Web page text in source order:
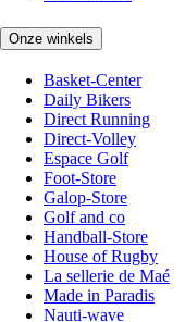
Onze winkels
Basket-Center
Daily Bikers
Direct Running
Direct-Volley
Espace Golf
Foot-Store
Galop-Store
Golf and co
Handball-Store
House of Rugby
La sellerie de Maé
Made in Paradis
Nauti-wave